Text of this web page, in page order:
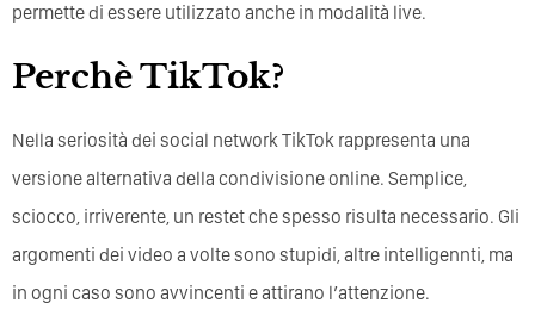
permette di essere utilizzato anche in modalità live.
Perchè TikTok?
Nella seriosità dei social network TikTok rappresenta una
versione alternativa della condivisione online. Semplice,
sciocco, irriverente, un restet che spesso risulta necessario. Gli
argomenti dei video a volte sono stupidi, altre intelligennti, ma
in ogni caso sono avvincenti e attirano l’attenzione.